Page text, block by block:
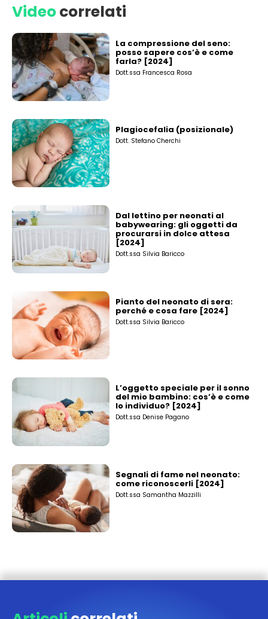
Videocorrelati
La compressione del seno:
posso sapere cos’è e come
farla? [2024]
Dott.ssa Francesca Rosa
Plagiocefalia (posizionale)
Dott. Stefano Cherchi
Dal lettino per neonati al
babywearing: gli oggetti da
procurarsi in dolce attesa
[2024]
Dott.ssa Silvia Baricco
Pianto del neonato di sera:
perché e cosa fare [2024]
Dott.ssa Silvia Baricco
L’oggetto speciale per il sonno
del mio bambino: cos’è e come
lo individuo? [2024]
Dott.ssa Denise Pagano
Segnali di fame nel neonato:
come riconoscerli [2024]
Dott.ssa Samantha Mazzilli